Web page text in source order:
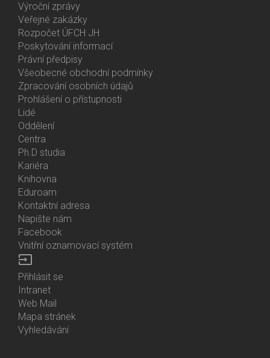
Bottom
Menu
About
Us
Výroční zprávy
Veřejné zakázky
Rozpočet ÚFCH JH
Poskytování informací
Právní předpisy
Všeobecné obchodní podmínky
Zpracování osobních údajů
Prohlášení o přístupnosti
Bottom
Menu
Contacts
Lidé
Oddělení
Centra
Ph.D studia
Kariéra
Knihovna
Eduroam
Kontaktní adresa
Napište nám
Facebook
Vnitřní oznamovací systém
input
Bottom
Menu
Login
Přihlásit se
Intranet
Web Mail
Mapa stránek
Vyhledávání